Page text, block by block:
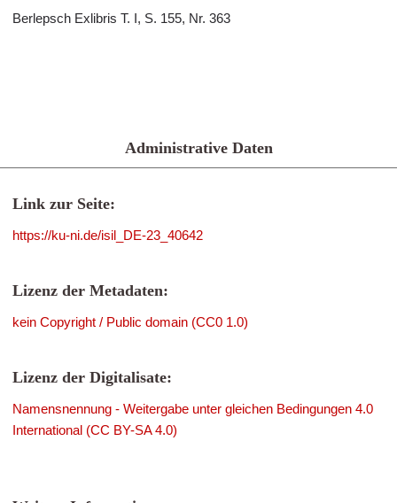
Berlepsch Exlibris T. I, S. 155, Nr. 363
Administrative Daten
Link zur Seite:
https://ku-ni.de/isil_DE-23_40642
Lizenz der Metadaten:
kein Copyright / Public domain (CC0 1.0)
Lizenz der Digitalisate:
Namensnennung - Weitergabe unter gleichen Bedingungen 4.0
International (CC BY-SA 4.0)